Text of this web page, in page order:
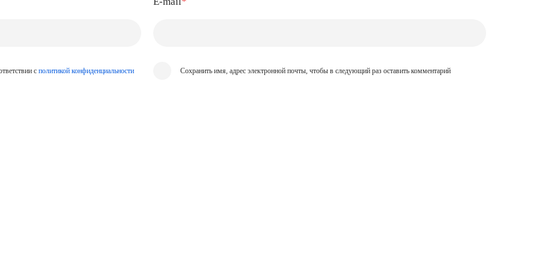
с политикой конфиденциальности Сохранить имя, адрес электронной почты, чтобы в следующий раз оставить комментарий